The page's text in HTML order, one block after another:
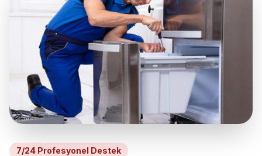
7/24 Profesyonel Destek